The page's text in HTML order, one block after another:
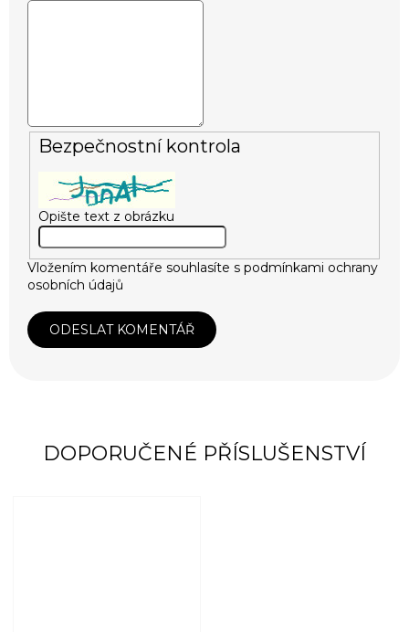
DOPORUČENÉ PŘÍSLUŠENSTVÍ
Bezpečnostní kontrola
Opište text z obrázku
Vložením komentáře souhlasíte s podmínkami ochrany
osobních údajů
ODESLAT KOMENTÁŘ